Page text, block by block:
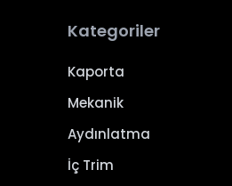
Kategoriler
Kaporta
Mekanik
Aydınlatma
İç Trim